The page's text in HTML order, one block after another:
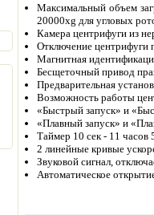
Максимальный объем
20000xg для угловых
Камера центрифуги из
Отключение центрифуги
Магнитная
Бесщеточный привод
Предварительная
Возможность работы
«Быстрый запуск» и
«Плавный запуск» и
Таймер 10 сек - 11 часов
2 линейные кривые
Звуковой сигнал,
Автоматическое